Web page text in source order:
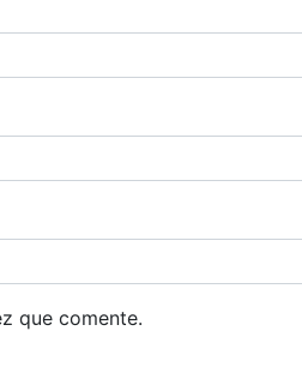
que comente.